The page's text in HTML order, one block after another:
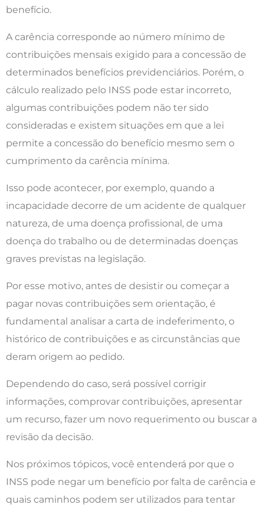
benefício.
A carência corresponde ao número mínimo de
contribuições mensais exigido para a concessão de
determinados benefícios previdenciários. Porém, o
cálculo realizado pelo INSS pode estar incorreto,
algumas contribuições podem não ter sido
consideradas e existem situações em que a lei
permite a concessão do benefício mesmo sem o
cumprimento da carência mínima.
Isso pode acontecer, por exemplo, quando a
incapacidade decorre de um acidente de qualquer
natureza, de uma doença profissional, de uma
doença do trabalho ou de determinadas doenças
graves previstas na legislação.
Por esse motivo, antes de desistir ou começar a
pagar novas contribuições sem orientação, é
fundamental analisar a carta de indeferimento, o
histórico de contribuições e as circunstâncias que
deram origem ao pedido.
Dependendo do caso, será possível corrigir
informações, comprovar contribuições, apresentar
um recurso, fazer um novo requerimento ou buscar a
revisão da decisão.
Nos próximos tópicos, você entenderá por que o
INSS pode negar um benefício por falta de carência e
quais caminhos podem ser utilizados para tentar